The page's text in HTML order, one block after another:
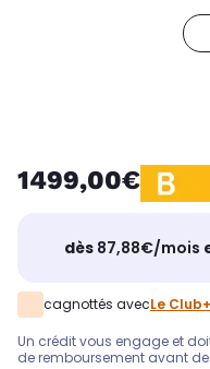
1499,00€
dès 87,88€/mois
cagnottés avecLe Club+
Un crédit vous engage et
de remboursement avant